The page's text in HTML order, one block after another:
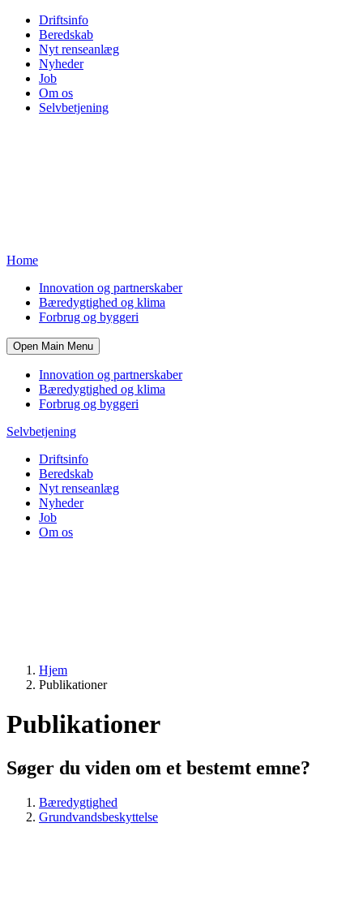
Driftsinfo
Beredskab
Nyt renseanlæg
Nyheder
Job
Om os
Selvbetjening
Home
Innovation og partnerskaber
Bæredygtighed og klima
Forbrug og byggeri
Open Main Menu
Innovation og partnerskaber
Bæredygtighed og klima
Forbrug og byggeri
Selvbetjening
Driftsinfo
Beredskab
Nyt renseanlæg
Nyheder
Job
Om os
Hjem
Publikationer
Publikationer
Søger du viden om et bestemt emne?
Bæredygtighed
Grundvandsbeskyttelse